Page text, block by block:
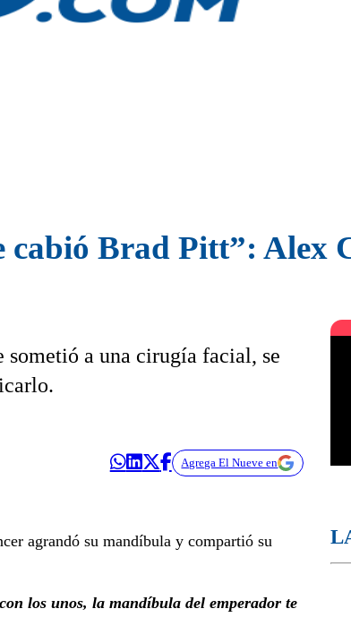
Brad Pitt”: Alex
a una cirugía facial, se
Agrega El Nueve en
agrandó su mandíbula y compartió su
los unos, la mandíbula del emperador te